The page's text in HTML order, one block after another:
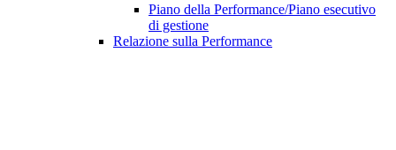
Piano della Performance/Piano esecutivo
di gestione
Relazione sulla Performance